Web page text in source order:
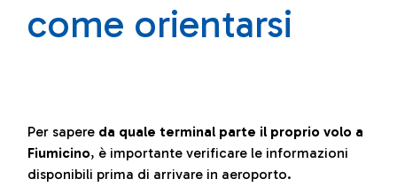
come orientarsi
Per sapere da quale terminal parte il proprio volo a
Fiumicino, è importante verificare le informazioni
disponibili prima di arrivare in aeroporto.